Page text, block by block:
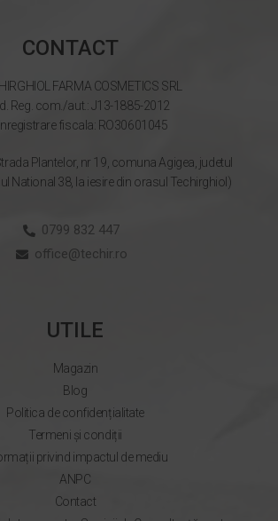
CONTACT
FARMA COSMETICS SRL
Reg. com./aut.: J13-1885-2012
fiscala: RO30601045
Plantelor, nr 19, comuna Agigea, judetul
National 38, la iesire din orasul Techirghiol)
0799 832 447
office@techir.ro
UTILE
Magazin
Blog
Politica de confidențialitate
Termeni și condiții
privind impactul de mediu
ANPC
Contact